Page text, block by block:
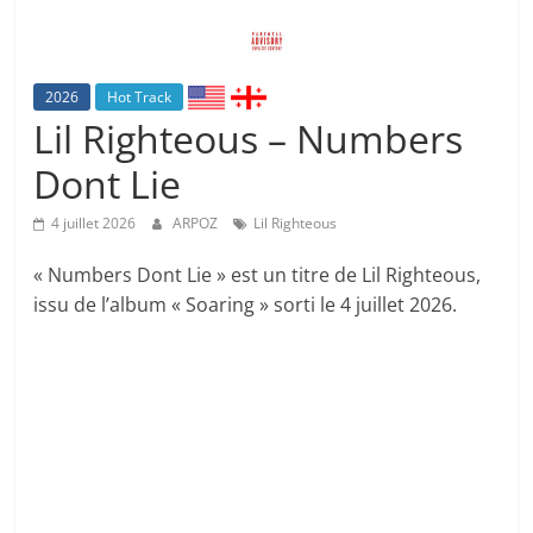
2026 Hot Track
Lil Righteous – Numbers
Dont Lie
4 juillet 2026 ARPOZ Lil Righteous
« Numbers Dont Lie » est un titre de Lil Righteous,
issu de l’album « Soaring » sorti le 4 juillet 2026.